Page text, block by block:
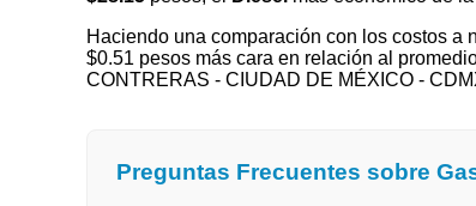
Haciendo una comparación con los costos a
$0.51 pesos más cara en relación al
CONTRERAS - CIUDAD DE MÉXICO -
Preguntas Frecuentes sobre